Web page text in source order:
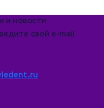
и новости
свой e-mail